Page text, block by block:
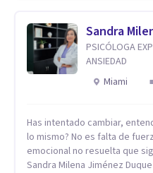
Psicología Analítica
perspectivas
simbólico con el
proceso terapéutico es único
Sandra
PSICÓLOGA
ANSIEDAD
Miami
Has intentado cambiar,
lo mismo? No es falta de
emocional no resuelta que sigue
Sandra Milena Jiménez